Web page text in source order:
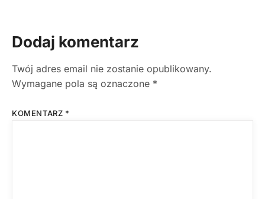
Dodaj komentarz
Twój adres email nie zostanie opublikowany.
Wymagane pola są oznaczone *
KOMENTARZ *